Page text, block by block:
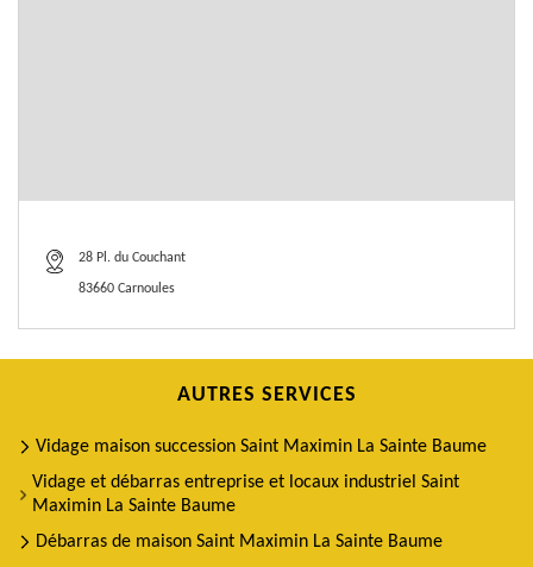
28 Pl. du Couchant
83660 Carnoules
AUTRES SERVICES
Vidage maison succession Saint Maximin La Sainte Baume
Vidage et débarras entreprise et locaux industriel Saint
Maximin La Sainte Baume
Débarras de maison Saint Maximin La Sainte Baume